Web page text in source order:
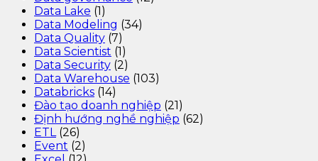
Data Lake (1)
Data Modeling (34)
Data Quality (7)
Data Scientist (1)
Data Security (2)
Data Warehouse (103)
Databricks (14)
Đào tạo doanh nghiệp (21)
Định hướng nghề nghiệp (62)
ETL(26)
Event (2)